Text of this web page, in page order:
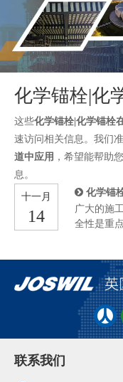
化学锚栓|化
这些化学锚栓|化学锚栓
速访问相关信息。我们
道中应用 ，希望能帮助
息。
十一月
14
化学锚
广大的施
全性是重
频频告急
说是不堪
必要的环
或少会出
固呢，需
联系我们